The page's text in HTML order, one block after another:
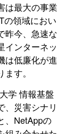
は最大の事業
の領域におい
昨今、急速な
インターネッ
は低廉化が進
す。
学 情報基盤
、災害シナリ
、NetAppの